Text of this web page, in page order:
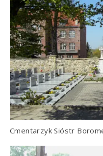
Cmentarzyk Sióstr